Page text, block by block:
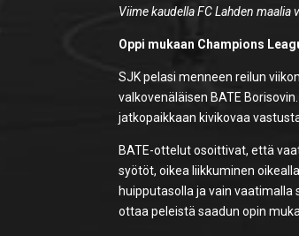
Viime kaudella FC Lahden
Oppi mukaan Champions
SJK pelasi menneen reilun
valkovenäläisen BATE
jatkopaikkaan kivikovaa
BATE-ottelut osoittivat, että
syötöt, oikea liikkuminen
huipputasolla ja vain
ottaa peleistä saadun opin